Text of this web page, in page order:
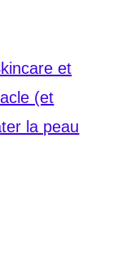
et
(et
la peau